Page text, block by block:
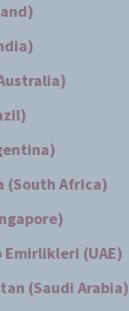
(South Africa)
Emirlikleri (UAE)
(Saudi Arabia)